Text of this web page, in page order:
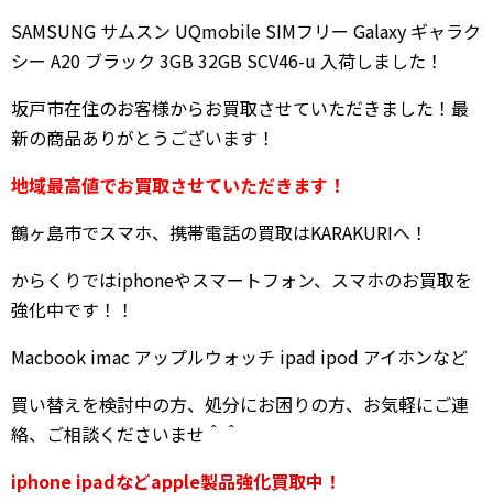
SAMSUNG サムスン UQmobile SIMフリー Galaxy ギャラク
シー A20 ブラック 3GB 32GB SCV46-u 入荷しました！
坂戸市在住のお客様からお買取させていただきました！最
新の商品ありがとうございます！
地域最高値でお買取させていただきます！
鶴ヶ島市でスマホ、携帯電話の買取はKARAKURIへ！
からくりではiphoneやスマートフォン、スマホのお買取を
強化中です！！
Macbook imac アップルウォッチ ipad ipod アイホンなど
買い替えを検討中の方、処分にお困りの方、お気軽にご連
絡、ご相談くださいませ＾＾
iphone ipadなどapple製品強化買取中！